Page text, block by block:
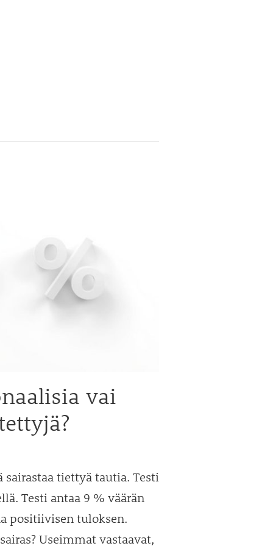
vai
sairastaa tiettyä tautia. Testi
Testi antaa 9 % väärän
positiivisen tuloksen.
Useimmat vastaavat,